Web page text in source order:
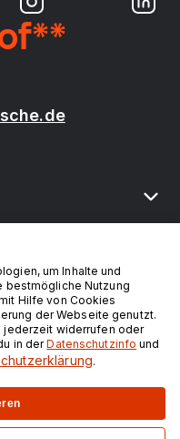
um Inhalte und
bestmögliche Nutzung
Hilfe von Cookies
der Webseite genutzt.
jederzeit widerrufen oder
in derDatenschutzinfo und
.